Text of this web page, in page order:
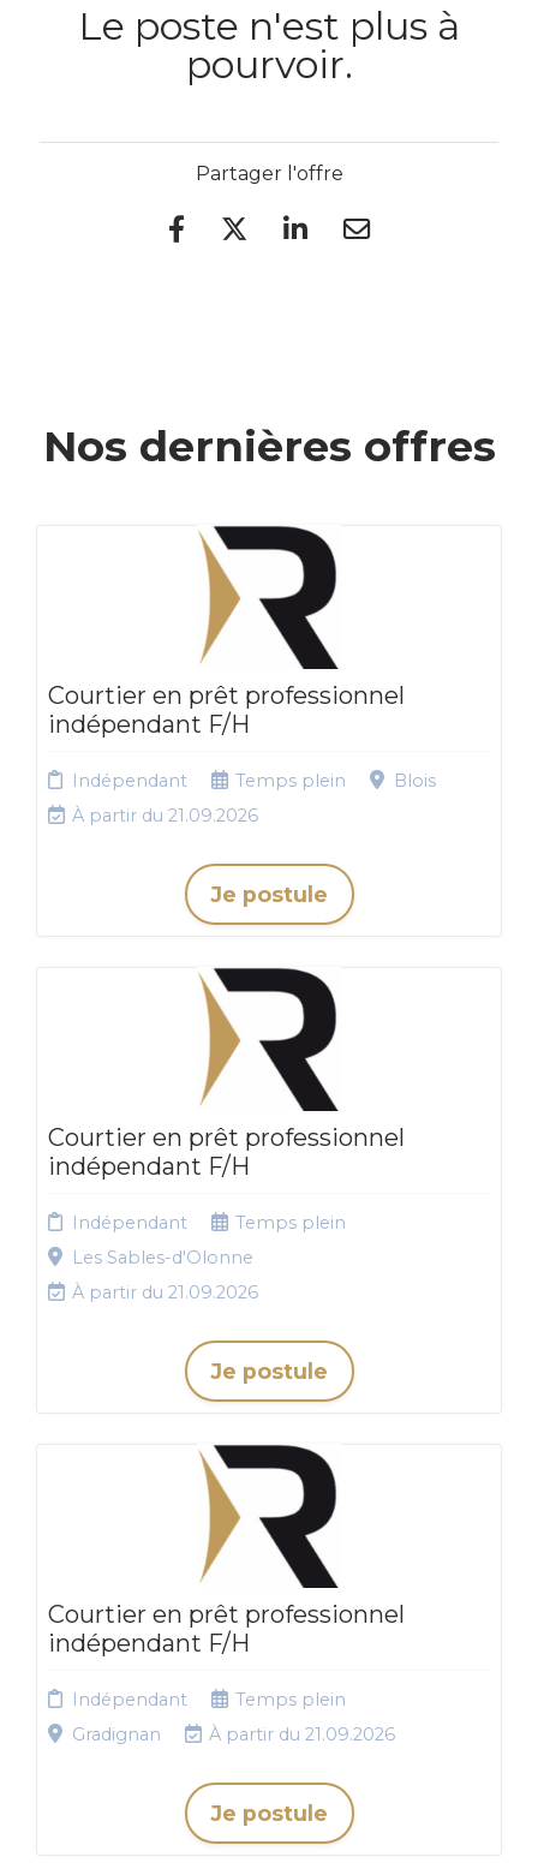
Le poste n'est plus à
pourvoir.
Partager l'offre
Nos dernières offres
Courtier en prêt professionnel
indépendant F/H
Indépendant Temps plein
Blois
À partir du 21.09.2026
Je postule
Courtier en prêt professionnel
indépendant F/H
Indépendant
Temps plein
Les Sables-d'Olonne
À partir du 21.09.2026
Je postule
Courtier en prêt professionnel
indépendant F/H
Indépendant
Temps plein
Gradignan
À partir du 21.09.2026
Je postule